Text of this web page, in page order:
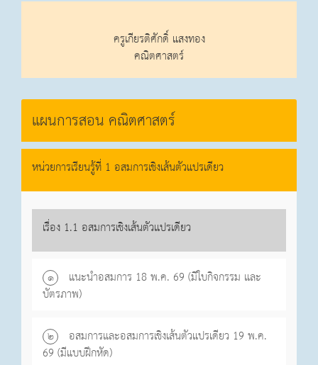
ครูเกียรติศักดิ์ แสงทอง
คณิตศาสตร์
แผนการสอน คณิตศาสตร์
หน่วยการเรียนรู้ที่ 1 อสมการเชิงเส้นตัวแปรเดียว
เรื่อง 1.1 อสมการเชิงเส้นตัวแปรเดียว
๑
แนะนำอสมการ 18 พ.ค. 69 (มีใบกิจกรรม และ
บัตรภาพ)
๒
อสมการและอสมการเชิงเส้นตัวแปรเดียว 19 พ.ค.
69 (มีแบบฝึกหัด)